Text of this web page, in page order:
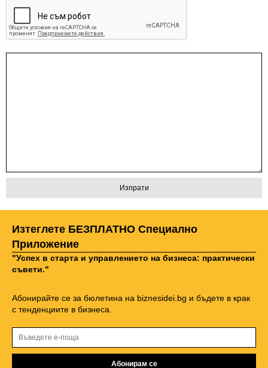
Изтеглете БЕЗПЛАТНО Специално
Приложение
"Успех в старта и управлението на бизнеса: практически
съвети."
Абонирайте се за бюлетина на biznesidei.bg и бъдете в крак
с тенденциите в бизнеса.